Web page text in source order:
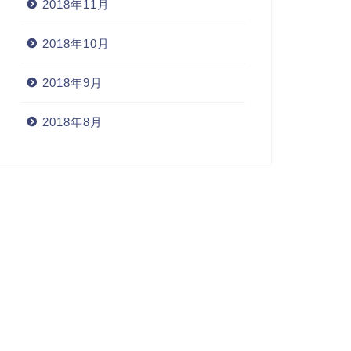
2018年11月
2018年10月
2018年9月
2018年8月